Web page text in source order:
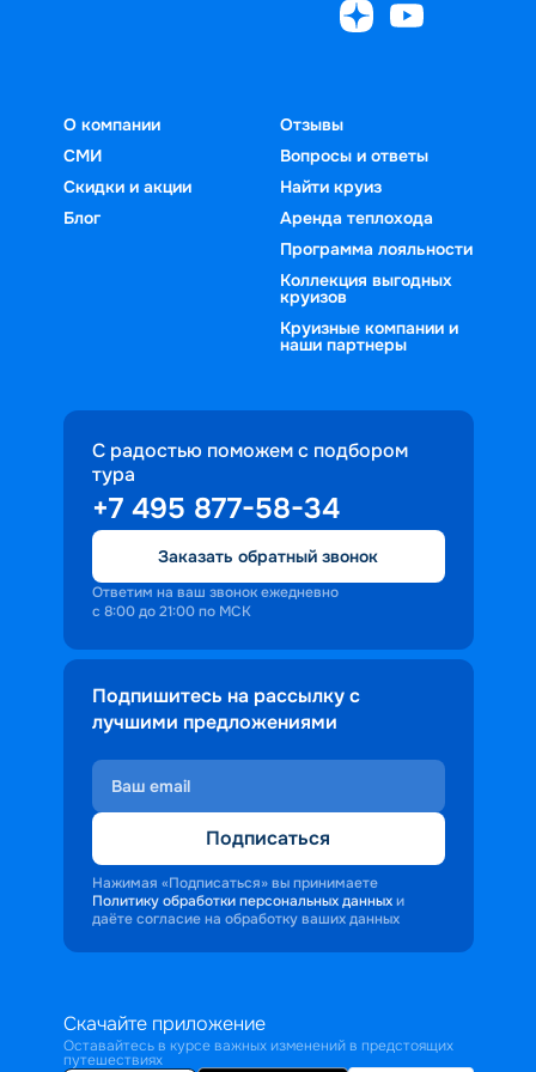
доступны и другие порты с
выбрать подходящий лайнер. Удобная
понятным.
О компании
СМИ
Скидки и акции
Блог
Отзывы
Вопросы и ответы
Найти круиз
Аренда теплохода
Программа лояльности
Коллекция выгодных
круизов
Круизные компании и
наши партнеры
С радостью поможем с подбором
тура
+7 495 877-58-34
Заказать обратный звонок
Ответим на ваш звонок ежедневно
с 8:00 до 21:00 по МСК
Подпишитесь на рассылку с
лучшими предложениями
Подписаться
Нажимая «Подписаться» вы принимаете
Политику обработки персональных данных и
даёте согласие на обработку ваших данных
Скачайте приложение
Оставайтесь в курсе важных изменений в предстоящих
путешествиях